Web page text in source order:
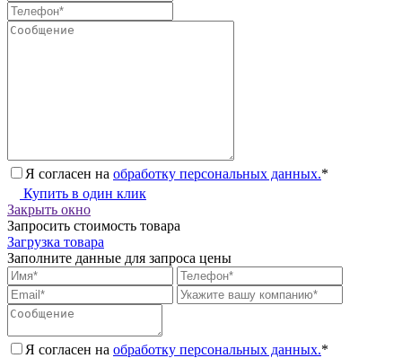
Я согласен на обработку персональных данных.*
Купить в один клик
Закрыть окно
Запросить стоимость товара
Загрузка товара
Заполните данные для запроса цены
Я согласен на обработку персональных данных.*